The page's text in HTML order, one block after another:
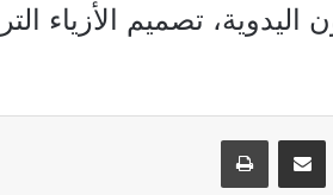
اليدوية، تصميم الأزياء
مشاركة عبر البريد طباعة